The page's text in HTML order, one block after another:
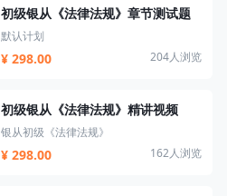
初级银从《法律法规》章节测试题
默认计划
¥ 298.00 204人浏览
初级银从《法律法规》精讲视频
银从初级《法律法规》
¥ 298.00 162人浏览